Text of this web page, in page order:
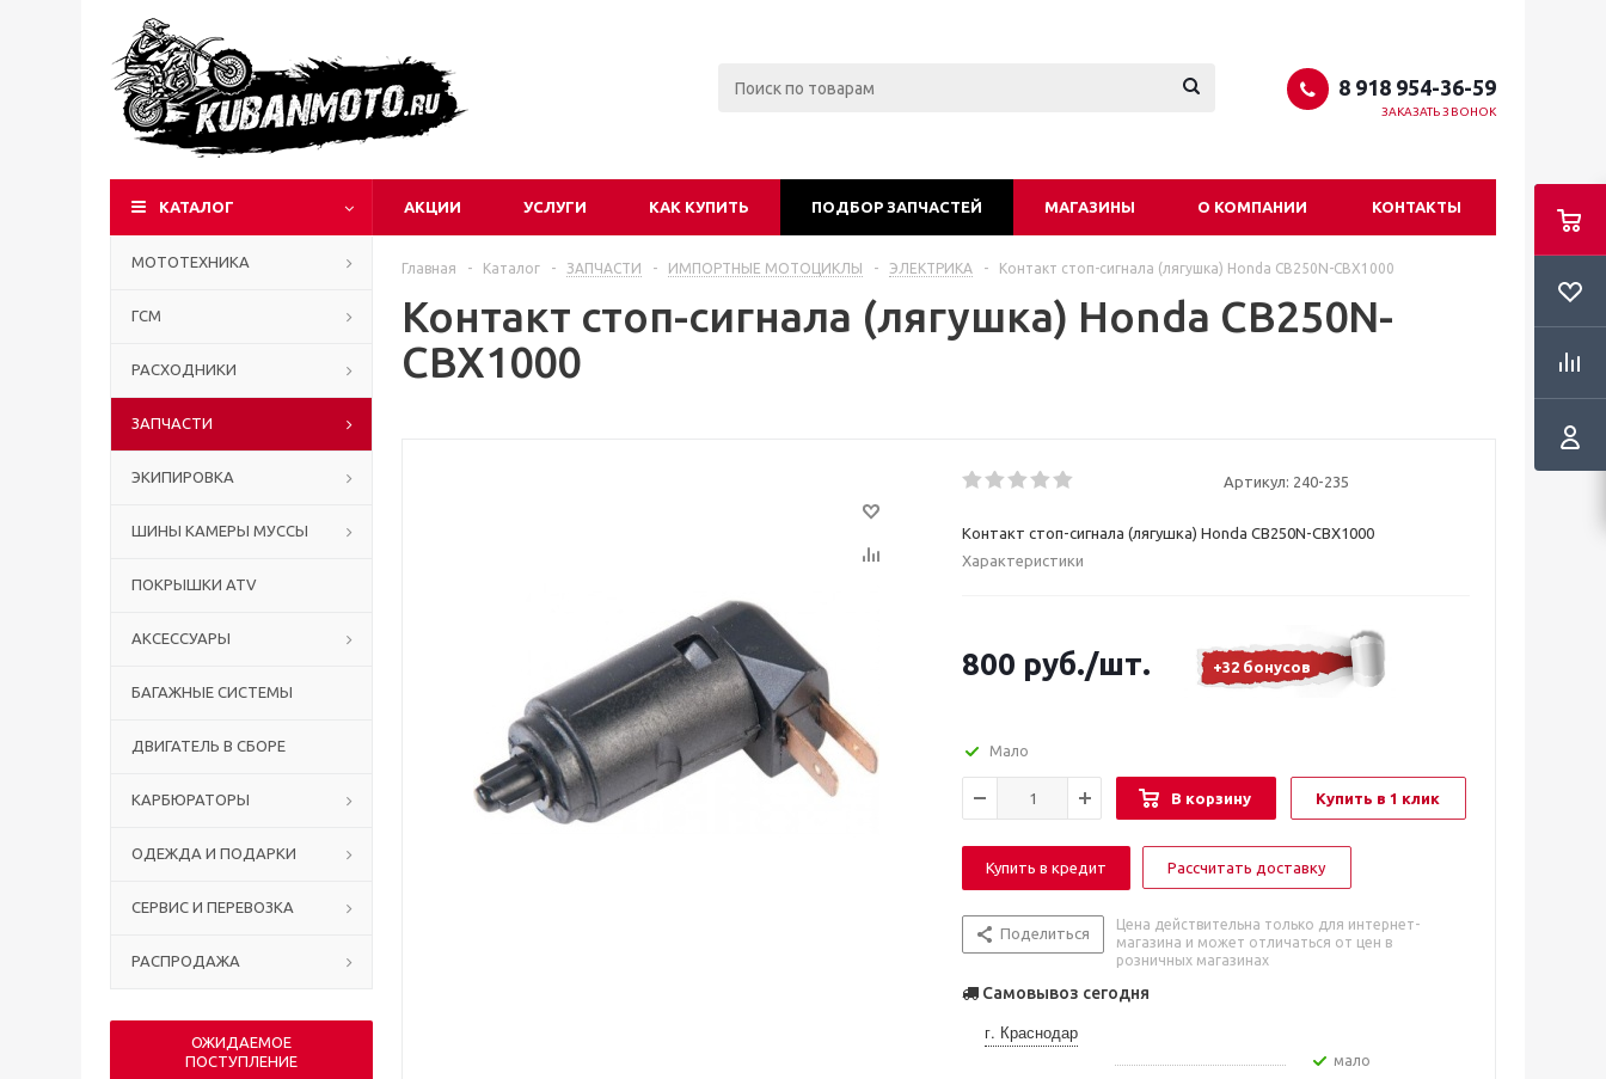
8 918 954-36-59
ЗАКАЗАТЬ ЗВОНОК
КАТАЛОГ АКЦИИ УСЛУГИ КАК КУПИТЬ ПОДБОР ЗАПЧАСТЕЙ МАГАЗИНЫ О КОМПАНИИ КОНТАКТЫ
МОТОТЕХНИКА
ГСМ
РАСХОДНИКИ
ЗАПЧАСТИ
ЭКИПИРОВКА
ШИНЫ КАМЕРЫ МУССЫ
ПОКРЫШКИ ATV
АКСЕССУАРЫ
БАГАЖНЫЕ СИСТЕМЫ
ДВИГАТЕЛЬ В СБОРЕ
КАРБЮРАТОРЫ
ОДЕЖДА И ПОДАРКИ
СЕРВИС И ПЕРЕВОЗКА
РАСПРОДАЖА
ОЖИДАЕМОЕ
ПОСТУПЛЕНИЕ
Главная - Каталог - ЗАПЧАСТИ - ИМПОРТНЫЕ МОТОЦИКЛЫ - ЭЛЕКТРИКА - Контакт стоп-сигнала (лягушка) Honda CB250N-CBX1000
Контакт стоп-сигнала (лягушка) Honda CB250N-
CBX1000
Артикул: 240-235
Контакт стоп-сигнала (лягушка) Honda CB250N-CBX1000
Характеристики
800 руб./шт. +32 бонусов
Мало
В корзину Купить в 1 клик
Купить в кредит Рассчитать доставку
Поделиться
Цена действительна только для интернет-
магазина и может отличаться от цен в
розничных магазинах
Самовывоз сегодня
г. Краснодар
Мало